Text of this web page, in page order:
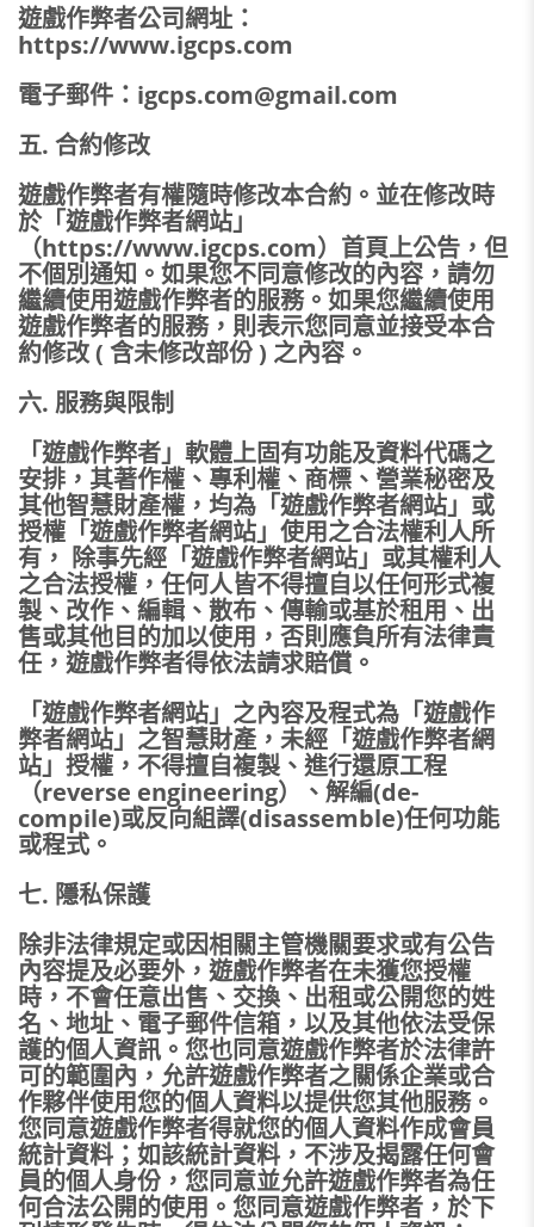
遊戲作弊者公司網址：
https://www.igcps.com
電子郵件： igcps.com@gmail.com
五. 合約修改
遊戲作弊者有權隨時修改本合約。並在修改時
於「遊戲作弊者網站」
（https://www.igcps.com）首頁上公告，但
不個別通知。如果您不同意修改的內容，請勿
繼續使用遊戲作弊者的服務。如果您繼續使用
遊戲作弊者的服務，則表示您同意並接受本合
約修改 ( 含未修改部份 ) 之內容。
六. 服務與限制
「遊戲作弊者」軟體上固有功能及資料代碼之
安排，其著作權、專利權、商標、營業秘密及
其他智慧財產權，均為「遊戲作弊者網站」或
授權「遊戲作弊者網站」使用之合法權利人所
有， 除事先經「遊戲作弊者網站」或其權利人
之合法授權，任何人皆不得擅自以任何形式複
製、改作、編輯、散布、傳輸或基於租用、出
售或其他目的加以使用，否則應負所有法律責
任，遊戲作弊者得依法請求賠償。
「遊戲作弊者網站」之內容及程式為「遊戲作
弊者網站」之智慧財產，未經「遊戲作弊者網
站」授權，不得擅自複製、進行還原工程
（reverse engineering）、解編(de-
compile)或反向組譯(disassemble)任何功能
或程式。
七. 隱私保護
除非法律規定或因相關主管機關要求或有公告
內容提及必要外，遊戲作弊者在未獲您授權
時，不會任意出售、交換、出租或公開您的姓
名、地址、電子郵件信箱，以及其他依法受保
護的個人資訊。您也同意遊戲作弊者於法律許
可的範圍內，允許遊戲作弊者之關係企業或合
作夥伴使用您的個人資料以提供您其他服務。
您同意遊戲作弊者得就您的個人資料作成會員
統計資料；如該統計資料，不涉及揭露任何會
員的個人身份，您同意並允許遊戲作弊者為任
何合法公開的使用。您同意遊戲作弊者，於下